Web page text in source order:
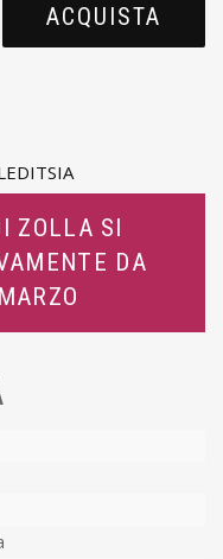
ACQUISTA
ZOLLA SI
DA